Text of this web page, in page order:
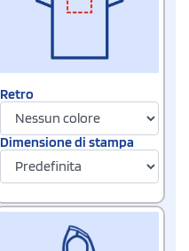
Retro
Dimensione di stampa